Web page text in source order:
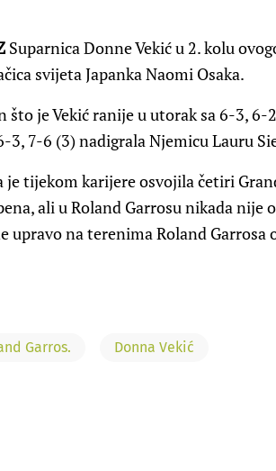
Suparnica Donne Vekić u 2. kolu
svijeta Japanka Naomi Osaka.
što je Vekić ranije u utorak sa 6-3,
3, 7-6 (3) nadigrala Njemicu Lauru
je tijekom karijere osvojila četiri
ali u Roland Garrosu nikada nije
upravo na terenima Roland
Garros. Donna Vekić